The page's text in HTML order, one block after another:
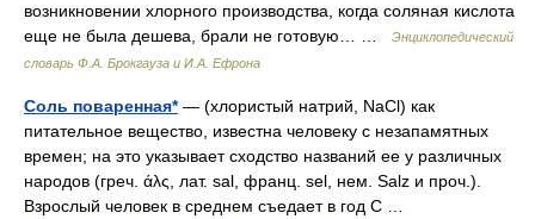
возникновении хлорного производства, когда соляная кислота
еще не была дешева, брали не готовую… …
Энциклопедический
словарь Ф.А. Брокгауза и И.А. Ефрона
Соль поваренная*— (хлористый натрий, NaCl) как
питательное вещество, известна человеку с незапамятных
времен; на это указывает сходство названий ее у различных
народов (греч. άλς, лат. sal, франц. sel, нем. Salz и проч.).
Взрослый человек в среднем съедает в год С …